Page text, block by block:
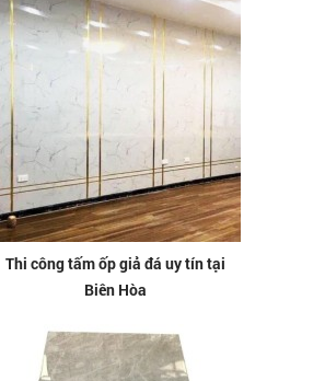
Thi công tấm ốp giả đá uy tín tại
Biên Hòa